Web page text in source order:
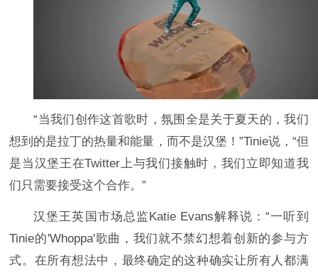
“当我们创作这首歌时，氛围全是关于夏天的，我们
想到的是拉丁的热量和能量，而不是汉堡！”Tinie说，“但
是当汉堡王在Twitter上与我们接触时，我们立即知道我
们只需要接受这个合作。”
汉堡王英国市场总监Katie Evans解释说：“一听到
Tinie的'Whoppa'歌曲，我们就不禁幻想着创新的参与方
式。在所有想法中，最终确定的这种确实让所有人都满